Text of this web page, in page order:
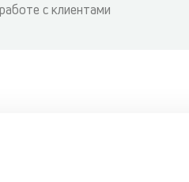
с клиентами